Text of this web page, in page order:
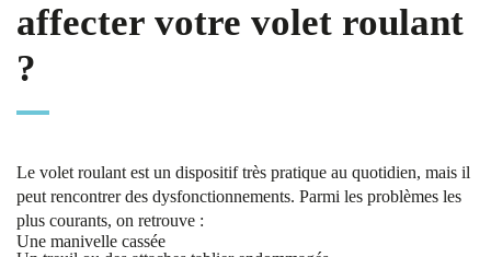
affecter votre volet roulant
?
Le volet roulant est un dispositif très pratique au quotidien, mais il
peut rencontrer des dysfonctionnements. Parmi les problèmes les
plus courants, on retrouve :
Une manivelle cassée